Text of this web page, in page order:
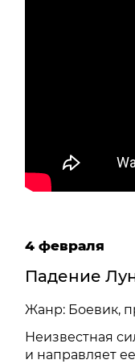
4 февраля
Падение
Жанр: Боевик,
Неизвестная
и направляет